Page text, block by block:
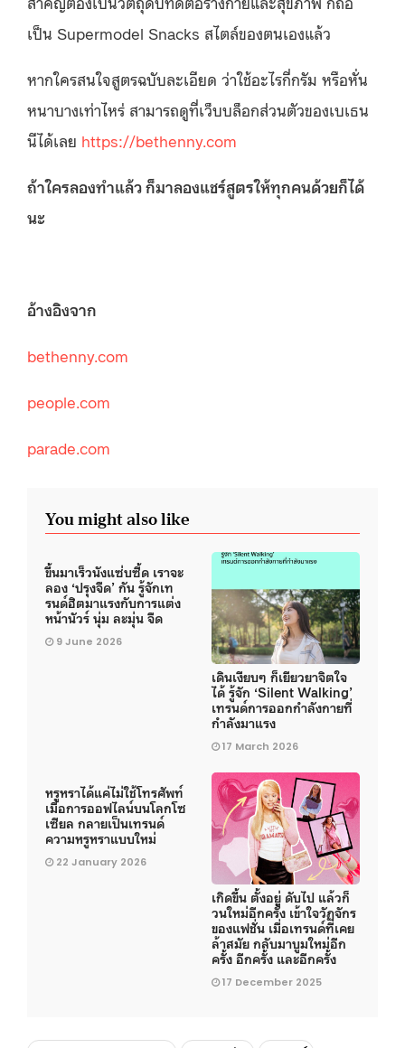
เป็น Supermodel Snacks สไตล์ของตนเองแล้ว
หากใครสนใจสูตรฉบับละเอียด ว่าใช้อะไรกี่กรัม หรือหั่น
หนาบางเท่าไหร่ สามารถดูที่เว็บบล็อกส่วนตัวของเบเธน
นีได้เลย https://bethenny.com
ถ้าใครลองทำแล้ว ก็มาลองแชร์สูตรให้ทุกคนด้วยก็ได้
นะ
อ้างอิงจาก
bethenny.com
people.com
parade.com
You might also like
ขึ้นมาเร็วนังแซ่บซี้ด เราจะ
ลอง ‘ปรุงจืด’ กัน รู้จักเท
รนด์ฮิตมาแรงกับการแต่ง
หน้านัวร์ นุ่ม ละมุ่น จืด
9 June 2026
เดินเงียบๆ ก็เยียวยาจิตใจ
ได้ รู้จัก ‘Silent Walking’
เทรนด์การออกกำลังกายที่
กำลังมาแรง
17 March 2026
หรูหราได้แค่ไม่ใช้โทรศัพท์
เมื่อการออฟไลน์บนโลกโซ
เซียล กลายเป็นเทรนด์
ความหรูหราแบบใหม่
22 January 2026
เกิดขึ้น ตั้งอยู่ ดับไป แล้วก็
วนใหม่อีกครั้ง เข้าใจวัฏจักร
ของแฟชั่น เมื่อเทรนด์ที่เคย
ล้าสมัย กลับมาบูมใหม่อีก
ครั้ง อีกครั้ง และอีกครั้ง
17 December 2025